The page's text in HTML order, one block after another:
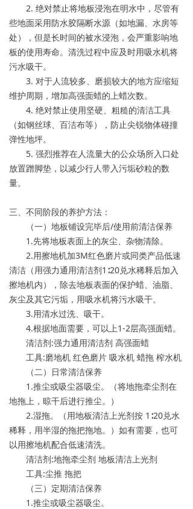
2. 绝对禁止将地板浸泡在明水中，尽管有
些地面采用防水胶隔断水源（如地漏、水房等
处），但是长时间的被水浸泡，会严重影响地
板的使用寿命。清洗过程中应及时用吸水机将
污水吸干。
3. 对于人流较多、磨损较大的地方应缩短
维护周期，增加高强面蜡的上蜡次数。
4. 绝对禁止使用坚硬、粗糙的清洁工具
（如钢丝球、百洁布等），防止尖锐物体碰撞
弹性地坪。
5. 强烈推荐在人流量大的公众场所入口处
放置蹭脚垫，以减少行人带入污垢砂粒的数
量。
三、不同阶段的养护方法：
（一）地板铺设完毕后/使用前清洁保养
1.先将地板表面上的灰尘、杂物清除。
2.用擦地机加3M红色磨片或同类产品低速
清洁（用强力通用清洁剂1∶20兑水稀释后加入
擦地机内），除去地板表面的保护蜡、油脂、
灰尘及其它污垢，用吸水机将污水吸干。
3.用清水过洗、吸干。
4.根据地面需要，可以上1-2层高强面蜡。
清洁剂:强力通用清洁剂 高强面蜡
工具:磨地机 红色磨片 吸水机 蜡拖 榨水机
（二）日常清洁保养
1.推尘或吸尘器吸尘。（将地拖牵尘剂在
地拖上，晾干后进行推尘。）
2.湿拖。（用地板清洁上光剂按 1∶20兑水
稀释，用半湿的拖把拖地。）如有需要，也可
以用擦地机配合低速清洗。
清洁剂:地拖牵尘剂 地板清洁上光剂
工具:尘推 拖把
（三）定期清洁保养
1.推尘或吸尘器吸尘。